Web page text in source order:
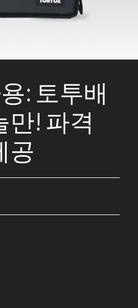
: 토투배
만! 파격
공